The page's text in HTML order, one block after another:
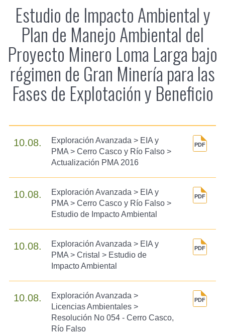
Estudio de Impacto Ambiental y
Plan de Manejo Ambiental del
Proyecto Minero Loma Larga bajo
régimen de Gran Minería para las
Fases de Explotación y Beneficio
10.08.
Exploración Avanzada > EIA y
PMA > Cerro Casco y Río Falso >
Actualización PMA 2016
10.08.
Exploración Avanzada > EIA y
PMA > Cerro Casco y Río Falso >
Estudio de Impacto Ambiental
10.08.
Exploración Avanzada > EIA y
PMA > Cristal > Estudio de
Impacto Ambiental
10.08.
Exploración Avanzada >
Licencias Ambientales >
Resolución No 054 - Cerro Casco,
Río Falso